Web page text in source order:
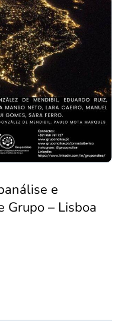
e
Grupo – Lisboa